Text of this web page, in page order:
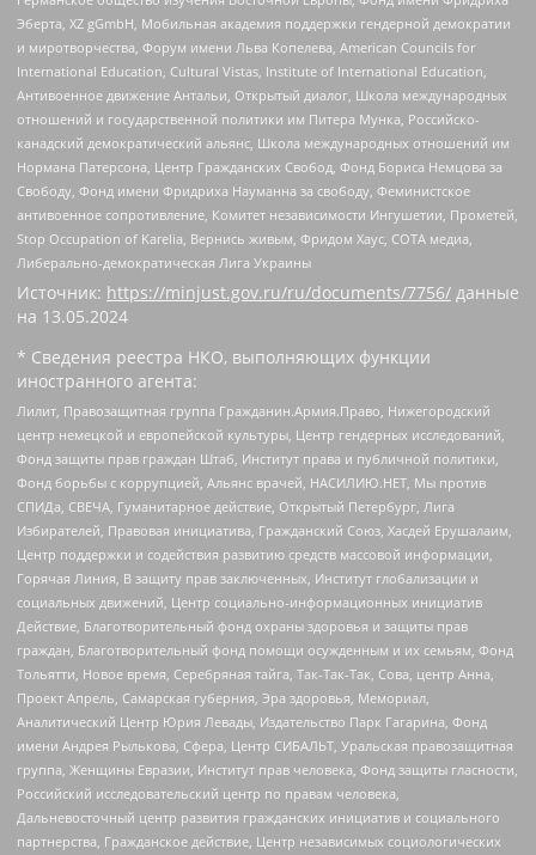
Эберта, XZ gGmbH, Мобильная академия поддержки гендерной демократии
и миротворчества, Форум имени Льва Копелева, American Councils for
International Education, Cultural Vistas, Institute of International Education,
Антивоенное движение Антальи, Открытый диалог, Школа международных
отношений и государственной политики им Питера Мунка, Российско-
канадский демократический альянс, Школа международных отношений им
Нормана Патерсона, Центр Гражданских Свобод, Фонд Бориса Немцова за
Свободу, Фонд имени Фридриха Науманна за свободу, Феминистское
антивоенное сопротивление, Комитет независимости Ингушетии, Прометей,
Stop Occupation of Karelia, Вернись живым, Фридом Хаус, СОТА медиа,
Либерально-демократическая Лига Украины
Источник: https://minjust.gov.ru/ru/documents/7756/ данные
на 13.05.2024
* Сведения реестра НКО, выполняющих функции
иностранного агента:
Лилит, Правозащитная группа Гражданин.Армия.Право, Нижегородский
центр немецкой и европейской культуры, Центр гендерных исследований,
Фонд защиты прав граждан Штаб, Институт права и публичной политики,
Фонд борьбы с коррупцией, Альянс врачей, НАСИЛИЮ.НЕТ, Мы против
СПИДа, СВЕЧА, Гуманитарное действие, Открытый Петербург, Лига
Избирателей, Правовая инициатива, Гражданский Союз, Хасдей Ерушалаим,
Центр поддержки и содействия развитию средств массовой информации,
Горячая Линия, В защиту прав заключенных, Институт глобализации и
социальных движений, Центр социально-информационных инициатив
Действие, Благотворительный фонд охраны здоровья и защиты прав
граждан, Благотворительный фонд помощи осужденным и их семьям, Фонд
Тольятти, Новое время, Серебряная тайга, Так-Так-Так, Сова, центр Анна,
Проект Апрель, Самарская губерния, Эра здоровья, Мемориал,
Аналитический Центр Юрия Левады, Издательство Парк Гагарина, Фонд
имени Андрея Рылькова, Сфера, Центр СИБАЛЬТ, Уральская правозащитная
группа, Женщины Евразии, Институт прав человека, Фонд защиты гласности,
Российский исследовательский центр по правам человека,
Дальневосточный центр развития гражданских инициатив и социального
партнерства, Гражданское действие, Центр независимых социологических